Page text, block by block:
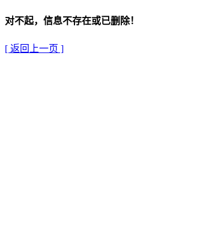
对不起，信息不存在或已删除！
[ 返回上一页 ]